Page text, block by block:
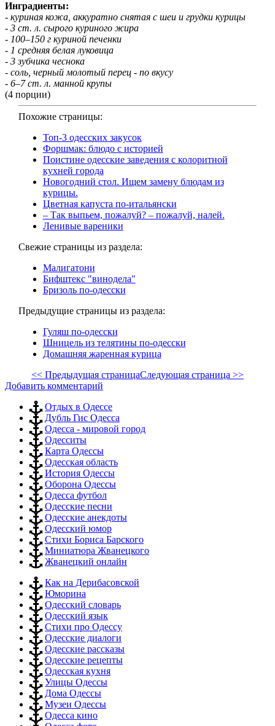
Инградиенты:
- куриная кожа, аккуратно снятая с шеи и грудки курицы
- 3 ст. л. сырого куриного жира
- 100–150 г куриной печенки
- 1 средняя белая луковица
- 3 зубчика чеснока
- соль, черный молотый перец - по вкусу
- 6–7 ст. л. манной крупы
(4 порции)
Похожие страницы:
Топ-3 одесских закусок
Форшмак: блюдо с историей
Поистине одесские заведения с колоритной
кухней города
Новогодний стол. Ищем замену блюдам из
курицы.
Цветная капуста по-итальянски
– Так выпьем, пожалуй? – пожалуй, налей.
Ленивые вареники
Свежие страницы из раздела:
Малигатони
Бифштекс "винодела"
Бризоль по-одесски
Предыдущие страницы из раздела:
Гуляш по-одесски
Шницель из телятины по-одесски
Домашняя жаренная курица
<< Предыдущая страницаСледующая страница >>
Добавить комментарий
Отдых в Одессе
Дубль Гис Одесса
Одесса - мировой город
Одесситы
Карта Одессы
Одесская область
История Одессы
Оборона Одессы
Одесса футбол
Одесские песни
Одесские анекдоты
Одесский юмор
Стихи Бориса Барского
Миниатюра Жванецкого
Жванецкий онлайн
Как на Дерибасовской
Юморина
Одесский словарь
Одесский язык
Стихи про Одессу
Одесские диалоги
Одесские рассказы
Одесские рецепты
Одесская кухня
Улицы Одессы
Дома Одессы
Музеи Одессы
Одесса кино